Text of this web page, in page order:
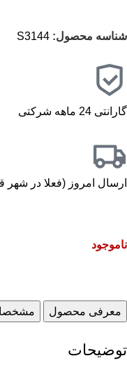
شناسه محصول: S3144
گارانتی 24 ماهه شرکتی
ارسال امروز (فعلا در شهر
ناموجود
معرفی محصول
توضیحات